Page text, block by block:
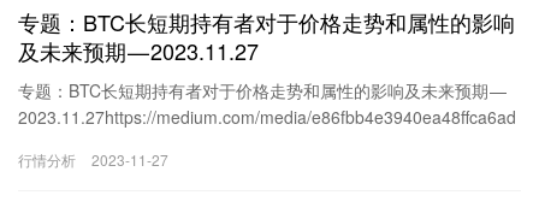
能作为必然会发生的事情，也不能作为价格判断标准，更不能作为
开单指引，同时也没有看空市场的意思，本推文指标更适用于标普
专题：BTC长短期持有者对于价格走势和属性的影响
及未来预期 — 2023.11.27
专题：BTC长短期持有者对于价格走势和属性的影响及未来预期 —
2023.11.27https://medium.com/media/e86fbb4e3940ea48ffca6ad
除非是有新的利好或者是利空的信息才能较大幅度的改变价格，在
行情分析 2023-11-27